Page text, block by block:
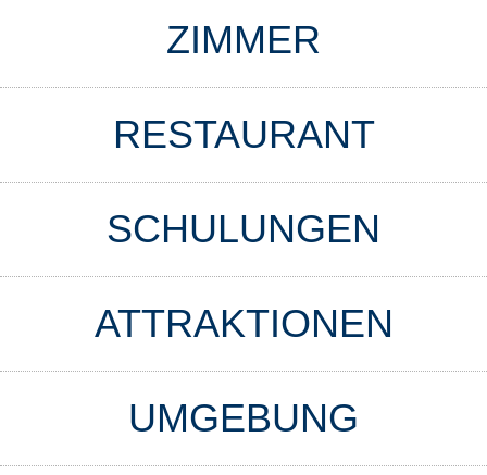
ZIMMER
RESTAURANT
SCHULUNGEN
ATTRAKTIONEN
UMGEBUNG